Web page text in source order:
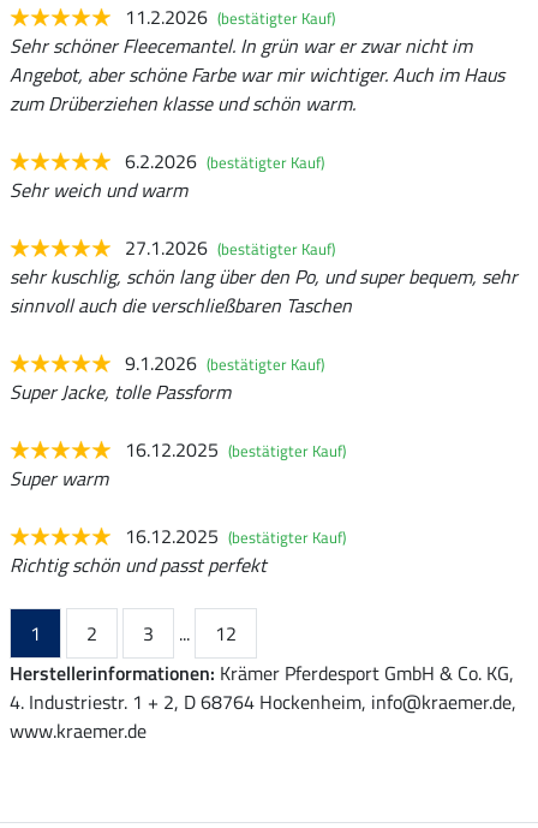
11.2.2026 (bestätigter Kauf)
Sehr schöner Fleecemantel. In grün war er zwar nicht im
Angebot, aber schöne Farbe war mir wichtiger. Auch im Haus
zum Drüberziehen klasse und schön warm.
6.2.2026 (bestätigter Kauf)
Sehr weich und warm
27.1.2026 (bestätigter Kauf)
sehr kuschlig, schön lang über den Po, und super bequem, sehr
sinnvoll auch die verschließbaren Taschen
9.1.2026 (bestätigter Kauf)
Super Jacke, tolle Passform
16.12.2025 (bestätigter Kauf)
Super warm
16.12.2025 (bestätigter Kauf)
Richtig schön und passt perfekt
1 2 3 ...
12
Herstellerinformationen: Krämer Pferdesport GmbH & Co. KG,
4. Industriestr. 1 + 2, D 68764 Hockenheim, info@kraemer.de,
www.kraemer.de